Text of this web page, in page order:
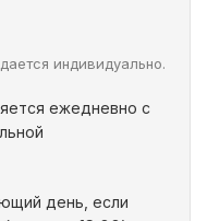
индивидуально.
ежедневно с
день, если